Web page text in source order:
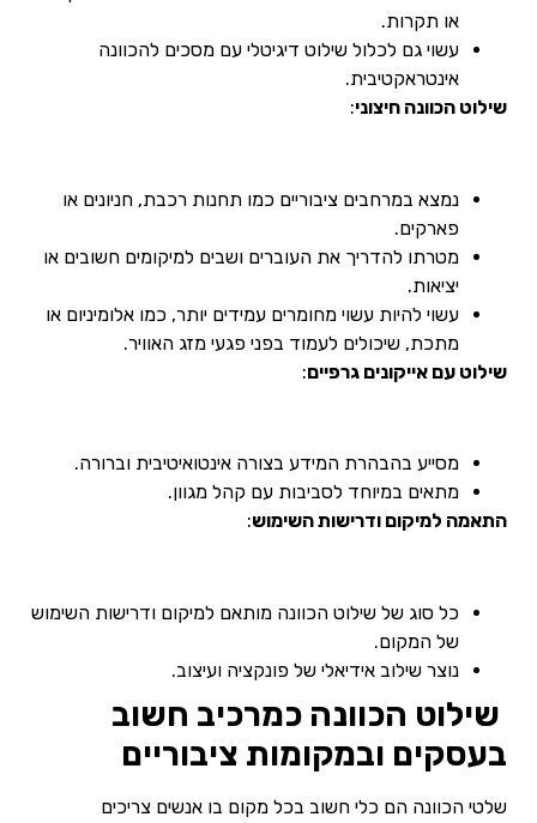
או תקרות.
עשוי גם לכלול שילוט דיגיטלי עם מסכים להכוונה
אינטראקטיבית.
שילוט הכוונה חיצוני:
נמצא במרחבים ציבוריים כמו תחנות רכבת, חניונים או
פארקים.
מטרתו להדריך את העוברים ושבים למיקומים חשובים או
יציאות.
עשוי להיות עשוי מחומרים עמידים יותר, כמו אלומיניום או
מתכת, שיכולים לעמוד בפני פגעי מזג האוויר.
שילוט עם אייקונים גרפיים:
מסייע בהבהרת המידע בצורה אינטואיטיבית וברורה.
מתאים במיוחד לסביבות עם קהל מגוון.
התאמה למיקום ודרישות השימוש:
כל סוג של שילוט הכוונה מותאם למיקום ודרישות השימוש
של המקום.
נוצר שילוב אידיאלי של פונקציה ועיצוב.
שילוט הכוונה כמרכיב חשוב
בעסקים ובמקומות ציבוריים
שלטי הכוונה הם כלי חשוב בכל מקום בו אנשים צריכים